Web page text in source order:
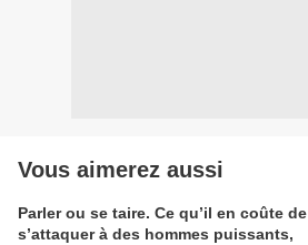
Vous aimerez aussi
Parler ou se taire. Ce qu’il en coûte de
s’attaquer à des hommes puissants,